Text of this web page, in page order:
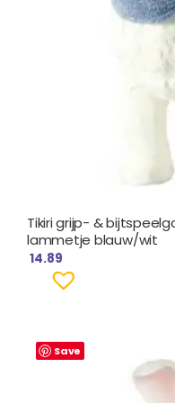
Tikiri grijp- &
lammetje blauw/wit
14.89
Save